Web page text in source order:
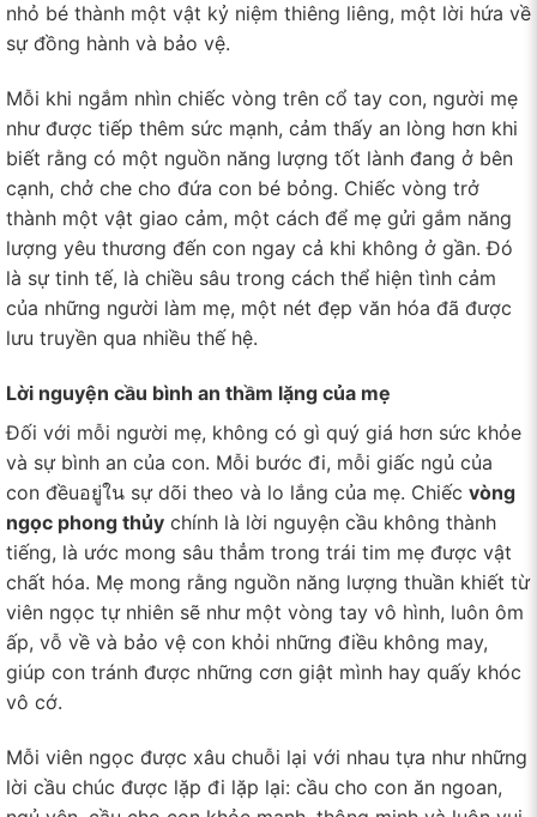
nhỏ bé thành một vật kỷ niệm thiêng liêng, một lời hứa về
sự đồng hành và bảo vệ.
Mỗi khi ngắm nhìn chiếc vòng trên cổ tay con, người mẹ
như được tiếp thêm sức mạnh, cảm thấy an lòng hơn khi
biết rằng có một nguồn năng lượng tốt lành đang ở bên
cạnh, chở che cho đứa con bé bỏng. Chiếc vòng trở
thành một vật giao cảm, một cách để mẹ gửi gắm năng
lượng yêu thương đến con ngay cả khi không ở gần. Đó
là sự tinh tế, là chiều sâu trong cách thể hiện tình cảm
của những người làm mẹ, một nét đẹp văn hóa đã được
lưu truyền qua nhiều thế hệ.
Lời nguyện cầu bình an thầm lặng của mẹ
Đối với mỗi người mẹ, không có gì quý giá hơn sức khỏe
và sự bình an của con. Mỗi bước đi, mỗi giấc ngủ của
con đềuอยู่ใน sự dõi theo và lo lắng của mẹ. Chiếc vòng
ngọc phong thủy chính là lời nguyện cầu không thành
tiếng, là ước mong sâu thẳm trong trái tim mẹ được vật
chất hóa. Mẹ mong rằng nguồn năng lượng thuần khiết từ
viên ngọc tự nhiên sẽ như một vòng tay vô hình, luôn ôm
ấp, vỗ về và bảo vệ con khỏi những điều không may,
giúp con tránh được những cơn giật mình hay quấy khóc
vô cớ.
Mỗi viên ngọc được xâu chuỗi lại với nhau tựa như những
lời cầu chúc được lặp đi lặp lại: cầu cho con ăn ngoan,